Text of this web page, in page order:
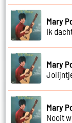
Mary
Ik
Mary
Mary
Nooit